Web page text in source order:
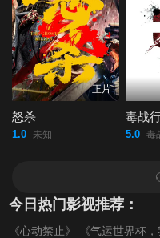
正片
怒杀
1.0 未知
毒战
5.0 毒
今日热门影视推荐：
《心动禁止》 《气运世界杯